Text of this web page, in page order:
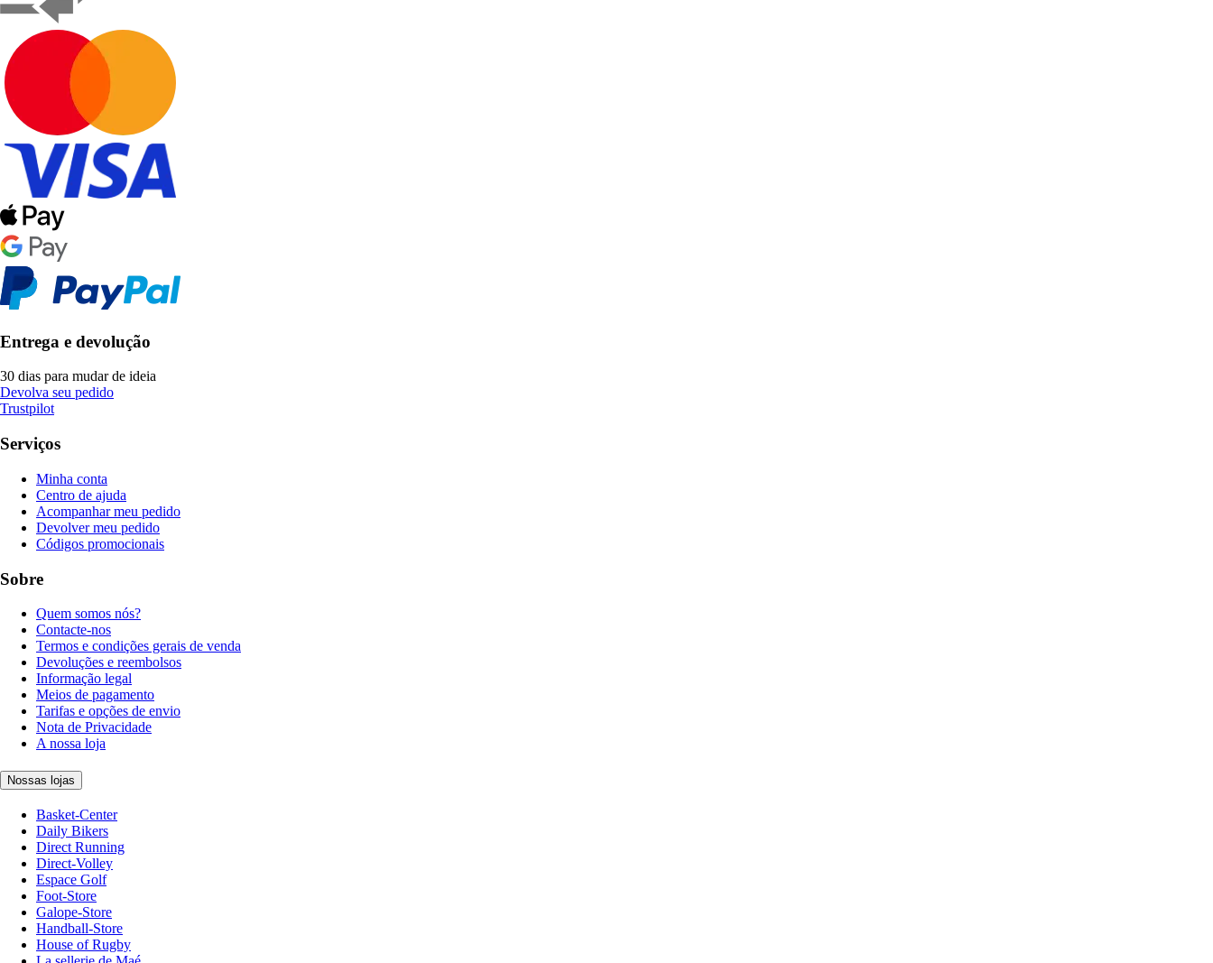
Entrega e devolução
30 dias para mudar de ideia
Devolva seu pedido
Trustpilot
Serviços
Minha conta
Centro de ajuda
Acompanhar meu pedido
Devolver meu pedido
Códigos promocionais
Sobre
Quem somos nós?
Contacte-nos
Termos e condições gerais de venda
Devoluções e reembolsos
Informação legal
Meios de pagamento
Tarifas e opções de envio
Nota de Privacidade
A nossa loja
Nossas lojas
Basket-Center
Daily Bikers
Direct Running
Direct-Volley
Espace Golf
Foot-Store
Galope-Store
Handball-Store
House of Rugby